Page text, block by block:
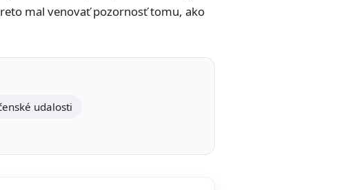
mal venovať pozornosť tomu, ako
udalosti